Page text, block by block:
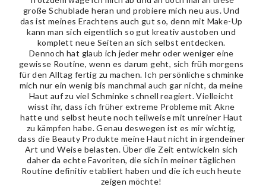
große Schublade heran und probiere mich neu aus. Und
das ist meines Erachtens auch gut so, denn mit Make-Up
kann man sich eigentlich so gut kreativ austoben und
komplett neue Seiten an sich selbst entdecken.
Dennoch hat glaub ich jeder mehr oder weniger eine
gewisse Routine, wenn es darum geht, sich früh morgens
für den Alltag fertig zu machen. Ich persönliche schminke
mich nur ein wenig bis manchmal auch gar nicht, da meine
Haut auf zu viel Schminke schnell reagiert. Vielleicht
wisst ihr, dass ich früher extreme Probleme mit Akne
hatte und selbst heute noch teilweise mit unreiner Haut
zu kämpfen habe. Genau deswegen ist es mir wichtig,
dass die Beauty Produkte meine Haut nicht in irgendeiner
Art und Weise belasten. Über die Zeit entwickeln sich
daher da echte Favoriten, die sich in meiner täglichen
Routine definitiv etabliert haben und die ich euch heute
zeigen möchte!